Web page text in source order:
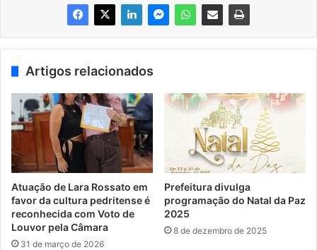
Artigos relacionados
Atuação de Lara Rossato em
favor da cultura pedritense é
reconhecida com Voto de
Louvor pela Câmara
31 de março de 2026
Prefeitura divulga
programação do Natal da Paz
2025
8 de dezembro de 2025